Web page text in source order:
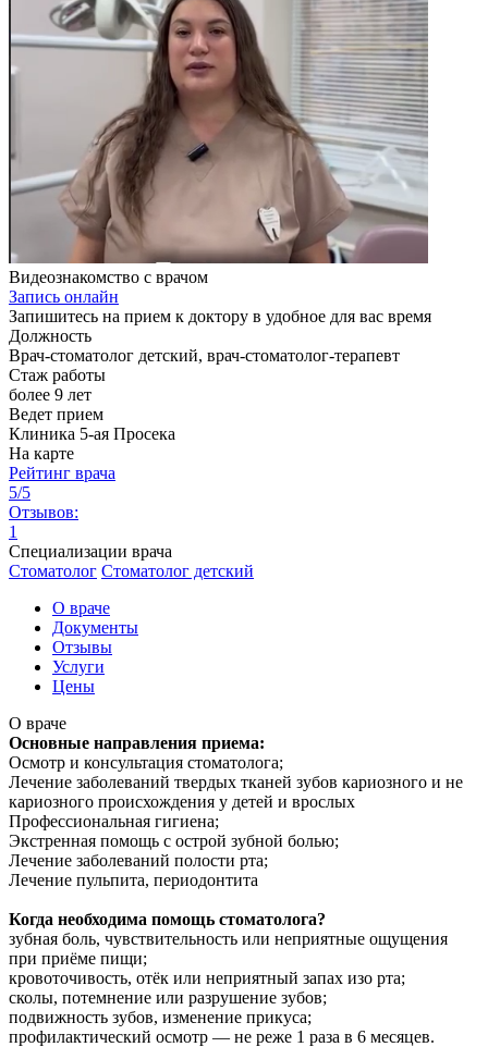
Видеознакомство с врачом
Запись онлайн
Запишитесь на прием к доктору в удобное для вас время
Должность
Врач-стоматолог детский, врач-стоматолог-терапевт
Стаж работы
более 9 лет
Ведет прием
Клиника 5-ая Просека
На карте
Рейтинг врача
5/5
Отзывов:
1
Специализации врача
Стоматолог Стоматолог детский
О враче
Документы
Отзывы
Услуги
Цены
О враче
Основные направления приема:
Осмотр и консультация стоматолога;
Лечение заболеваний твердых тканей зубов кариозного и не
кариозного происхождения у детей и врослых
Профессиональная гигиена;
Экстренная помощь с острой зубной болью;
Лечение заболеваний полости рта;
Лечение пульпита, периодонтита
Когда необходима помощь стоматолога?
зубная боль, чувствительность или неприятные ощущения
при приёме пищи;
кровоточивость, отёк или неприятный запах изо рта;
сколы, потемнение или разрушение зубов;
подвижность зубов, изменение прикуса;
профилактический осмотр — не реже 1 раза в 6 месяцев.